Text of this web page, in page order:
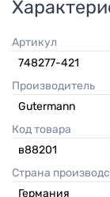
Артикул
748277-421
Производитель
Gutermann
Код товара
в88201
Страна
Германия